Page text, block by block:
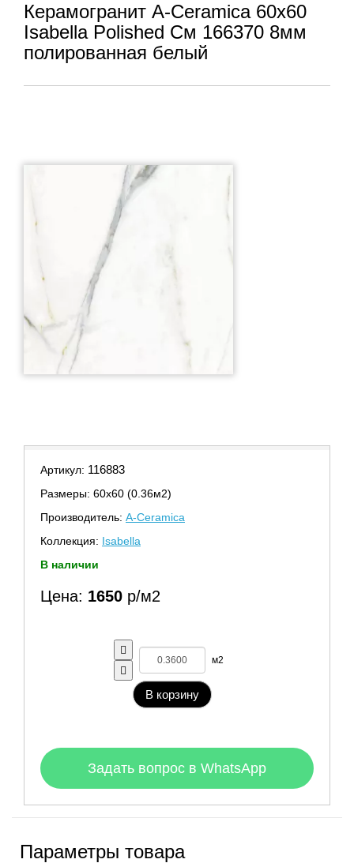
Керамогранит A-Ceramica 60x60
Isabella Polished См 166370 8мм
полированная белый
Артикул: 116883
Размеры: 60х60 (0.36м2)
Производитель: A-Ceramica
Коллекция: Isabella
В наличии
Цена: 1650 р/м2
м2
В корзину
Задать вопрос в WhatsApp
Параметры товара